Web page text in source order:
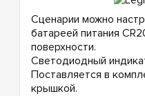
Сценарии можно
батареей питания
поверхности.
Светодиодный
Поставляется в
крышкой.